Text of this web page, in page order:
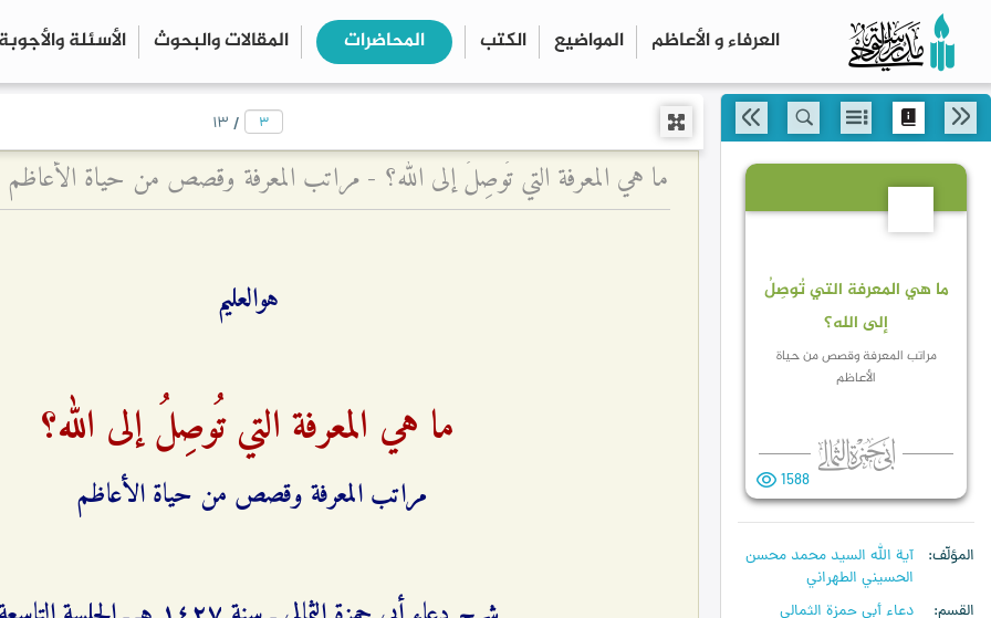
العرفاء و الأعاظم المواضیع الكتب المحاضرات المقالات والبحوث الأسئلة search
close
ما هي المعرفة التي تُوصِلُ
إلى الله؟
مراتب المعرفة وقصص من حياة
الأعاظم
1588
المؤلّف
آية الله السيد محمد محسن
الحسيني الطهراني
القسم
دعاء أبي حمزة الثمالي
/ ۱۳
ما هي المعرفة التي تُوصِلُ إلى الله؟ - مراتب المعرفة وقصص من حياة الأعاظم
هوالعلیم
ما هي المعرفة التي تُوصِلُ إلى الله؟
مراتب المعرفة وقصص من حياة الأعاظم